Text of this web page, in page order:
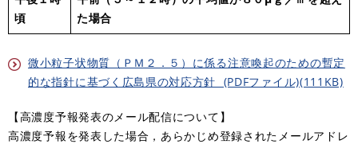
頃
た場合
微小粒子状物質（ＰＭ２．５）に係る注意喚起のための暫定
的な指針に基づく広島県の対応方針 (PDFファイル)(111KB)
【高濃度予報発表のメール配信について】
高濃度予報を発表した場合，あらかじめ登録されたメールアドレ